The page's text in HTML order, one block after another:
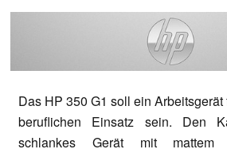
Das HP 350 G1 soll ein
beruflichen Einsatz sein. Den
schlankes Gerät mit mattem